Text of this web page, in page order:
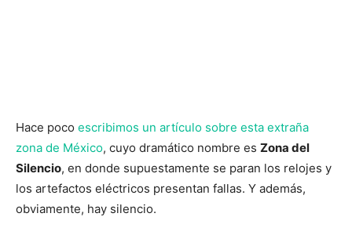
Hace poco escribimos un artículo sobre esta extraña
zona de México, cuyo dramático nombre es Zona del
Silencio, en donde supuestamente se paran los relojes y
los artefactos eléctricos presentan fallas. Y además,
obviamente, hay silencio.